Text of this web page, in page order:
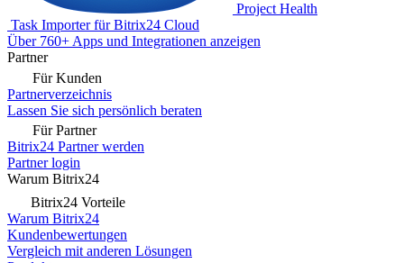
Project Health
Task Importer für Bitrix24 Cloud
Über 760+ Apps und Integrationen anzeigen
Partner
Für Kunden
Partnerverzeichnis
Lassen Sie sich persönlich beraten
Für Partner
Bitrix24 Partner werden
Partner login
Warum Bitrix24
Bitrix24 Vorteile
Warum Bitrix24
Kundenbewertungen
Vergleich mit anderen Lösungen